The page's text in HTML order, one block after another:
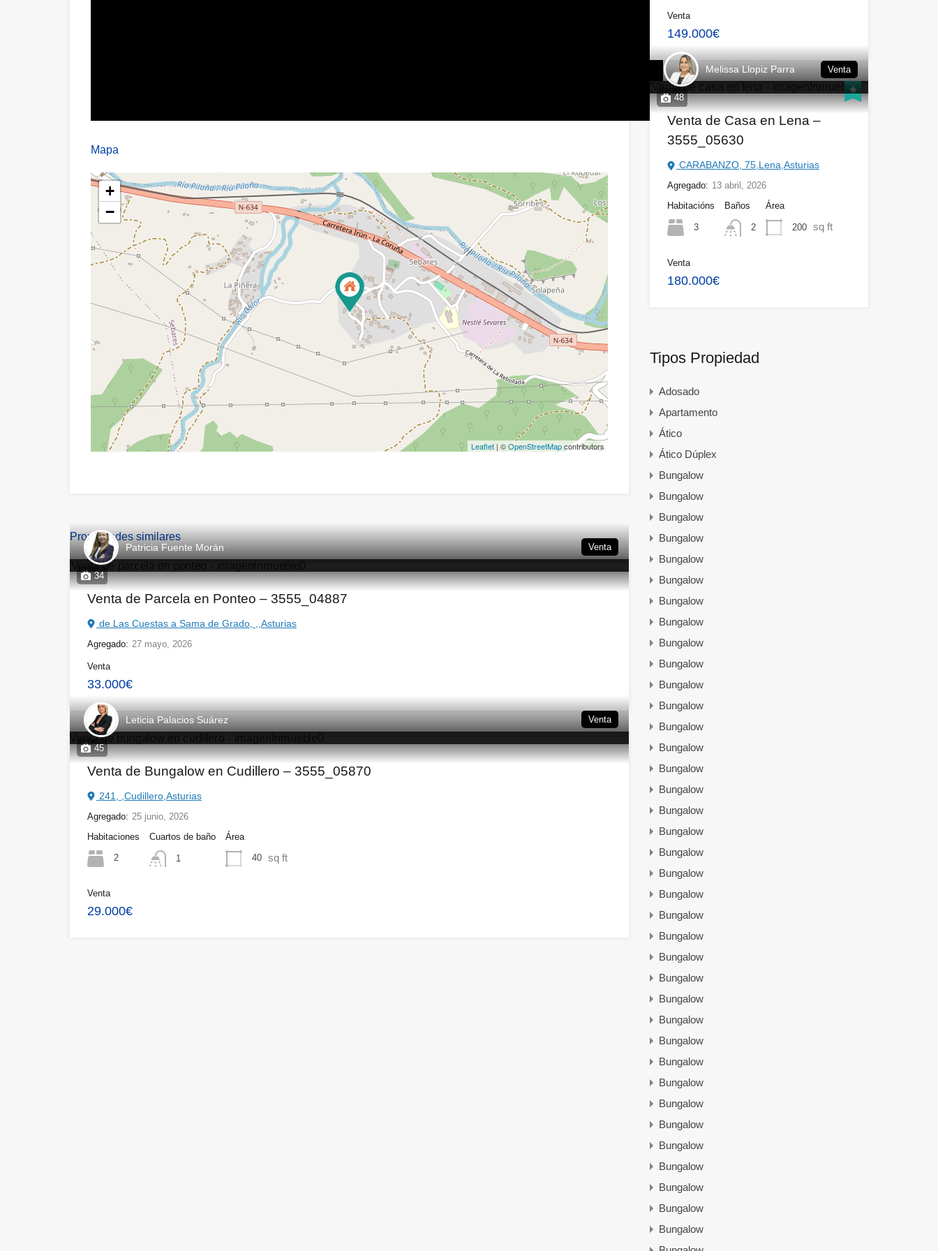
Mapa
+
−
Leaflet| ©OpenStreetMapcontributors
Propiedades similares
34
Patricia Fuente Morán Venta
Venta de Parcela en Ponteo – 3555_04887
de Las Cuestas a Sama de Grado, ,,Asturias
Agregado: 27 mayo, 2026
Venta
33.000€
45
Leticia Palacios Suárez Venta
Venta de Bungalow en Cudillero – 3555_05870
241, ,Cudillero,Asturias
Agregado: 25 junio, 2026
Habitaciones
2
Cuartos de baño
1
Área
40 sq ft
Venta
29.000€
Venta
149.000€
48
Melissa Llopiz Parra Venta
Venta de Casa en Lena –
3555_05630
CARABANZO, 75,Lena,Asturias
Agregado: 13 abril, 2026
Habitacións
3
Baños
2
Área
200 sq ft
Venta
180.000€
Tipos Propiedad
Adosado
Apartamento
Ático
Ático Dúplex
Bungalow
Bungalow
Bungalow
Bungalow
Bungalow
Bungalow
Bungalow
Bungalow
Bungalow
Bungalow
Bungalow
Bungalow
Bungalow
Bungalow
Bungalow
Bungalow
Bungalow
Bungalow
Bungalow
Bungalow
Bungalow
Bungalow
Bungalow
Bungalow
Bungalow
Bungalow
Bungalow
Bungalow
Bungalow
Bungalow
Bungalow
Bungalow
Bungalow
Bungalow
Bungalow
Bungalow
Bungalow